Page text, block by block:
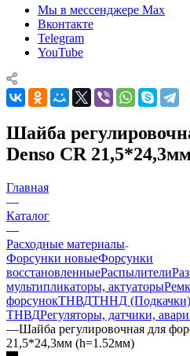
Мы в мессенджере Max
Вконтакте
Telegram
YouTube
Шайба
Denso CR
Главная
—
Каталог
—
Расходные материалы
Форсунки новыеФорсунки
восстановленныеРаспылители
мультипликаторы, актуаторы
форсунокТНВДТННД (Подкачки)
ТНВДРегуляторы, датчики,
—Шайба регулировочная для
21,5*24,3мм (h=1.52мм)